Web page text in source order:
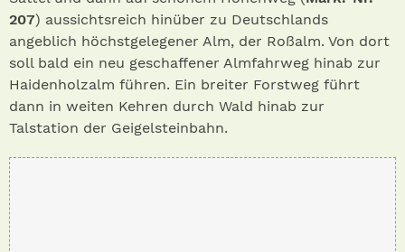
207) aussichtsreich hinüber zu Deutschlands
angeblich höchstgelegener Alm, der Roßalm. Von dort
soll bald ein neu geschaffener Almfahrweg hinab zur
Haidenholzalm führen. Ein breiter Forstweg führt
dann in weiten Kehren durch Wald hinab zur
Talstation der Geigelsteinbahn.